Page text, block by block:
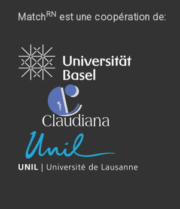
MatchRN est une coopération de: